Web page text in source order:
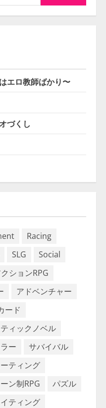
エロ教師ばかり〜
づくし
Racing
SLG
Social
ションRPG
アドベンチャー
ード
ィックノベル
ー
サバイバル
ティング
ン制RPG
パズル
ティング